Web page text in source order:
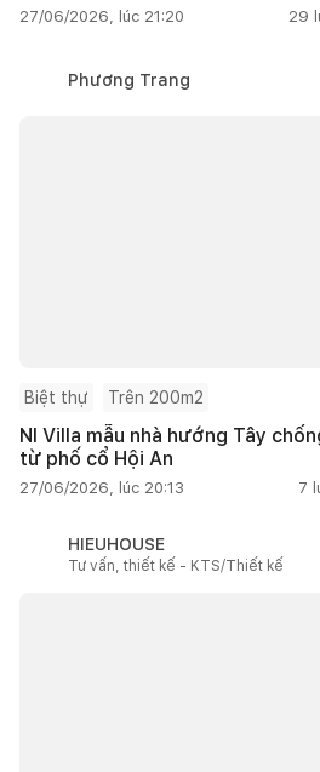
27/06/2026, lúc 21:20 29
Phương Trang
Biệt thự Trên 200m2
NI Villa mẫu nhà hướng Tây
từ phố cổ Hội An
27/06/2026, lúc 20:13 7
HIEUHOUSE
Tư vấn, thiết kế - KTS/Thiết kế